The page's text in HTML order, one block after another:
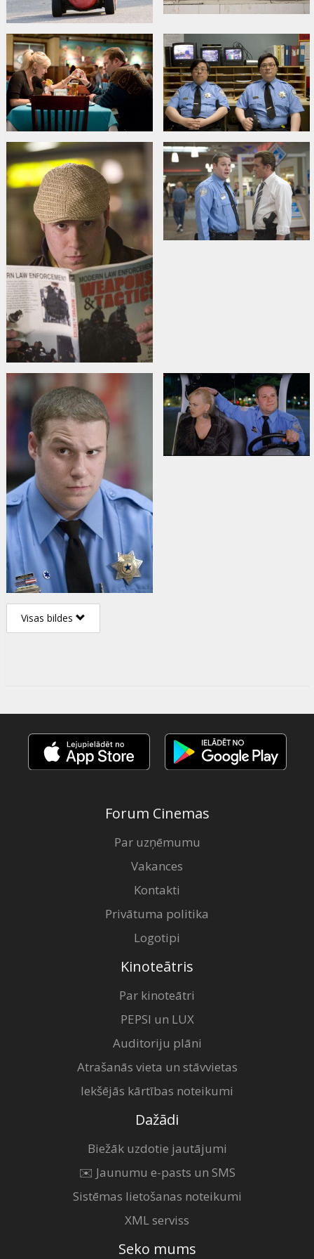
Visas bildes
Forum Cinemas
Par uzņēmumu
Vakances
Kontakti
Privātuma politika
Logotipi
Kinoteātris
Par kinoteātri
PEPSI un LUX
Auditoriju plāni
Atrašanās vieta un stāvvietas
Iekšējās kārtības noteikumi
Dažādi
Biežāk uzdotie jautājumi
✉️ Jaunumu e-pasts un SMS
Sistēmas lietošanas noteikumi
XML serviss
Seko mums